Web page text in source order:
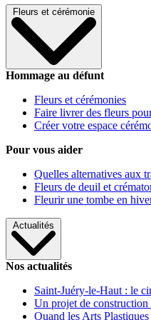
Fleurs et cérémonie
Hommage au défunt
Fleurs et cérémonies
Faire livrer des fleurs
Créer votre espace
Pour vous aider
Quelles alternatives aux
Fleurs de deuil et
Fleurir une tombe en
Actualités
Nos actualités
Saint-Juéry-le-Haut : le
Un projet de
Quand les Arts